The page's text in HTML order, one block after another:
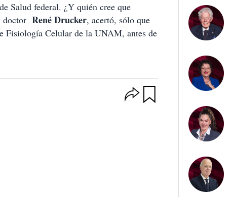
Salud federal. ¿Y quién cree que
doctor René Drucker, acertó, sólo que
Fisiología Celular de la UNAM, antes de
p